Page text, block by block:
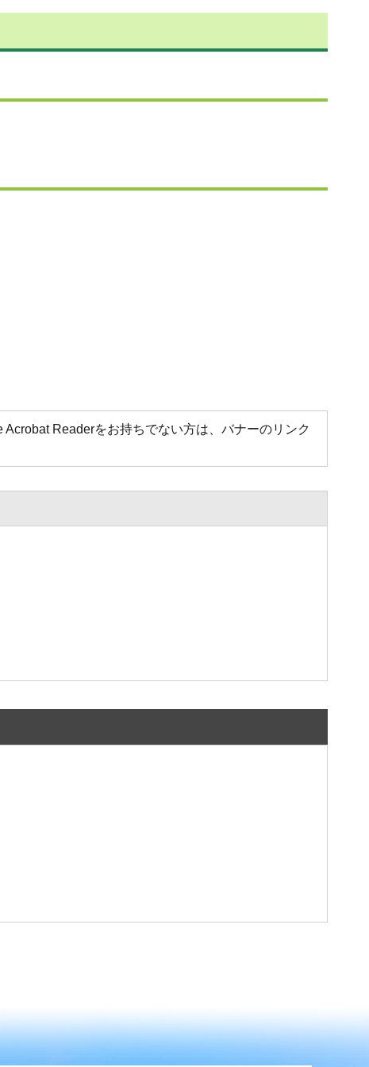
Readerをお持ちでない方は、バナーのリンク